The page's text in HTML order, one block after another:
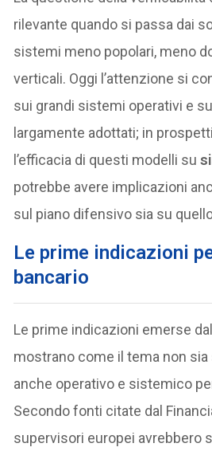
rilevante quando si passa dai
sistemi meno popolari, meno
verticali. Oggi l’attenzione si
sui grandi sistemi operativi e
largamente adottati; in
l’efficacia di questi modelli su
potrebbe avere implicazioni
sul piano difensivo sia su
Le prime indicazioni
bancario
Le prime indicazioni emerse
mostrano come il tema non
anche operativo e sistemico
Secondo fonti citate dal
supervisori europei avrebbero